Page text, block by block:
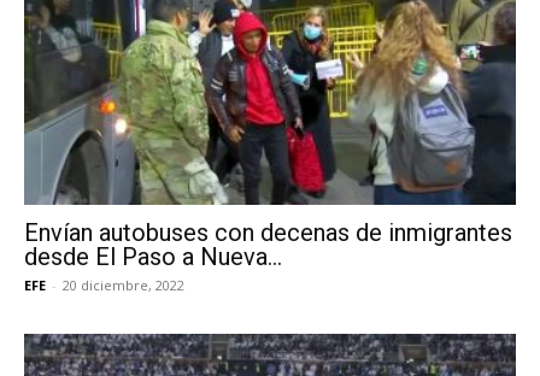
Envían autobuses con decenas de inmigrantes
desde El Paso a Nueva...
EFE - 20 diciembre, 2022